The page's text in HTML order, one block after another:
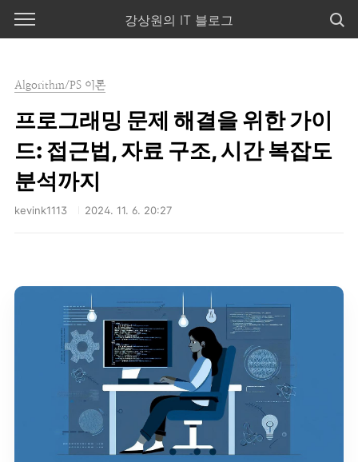
강상원의 IT 블로그
Algorithm/PS 이론
프로그래밍 문제 해결을 위한 가이
드: 접근법, 자료 구조, 시간 복잡도
분석까지
kevink1113 2024. 11. 6. 20:27